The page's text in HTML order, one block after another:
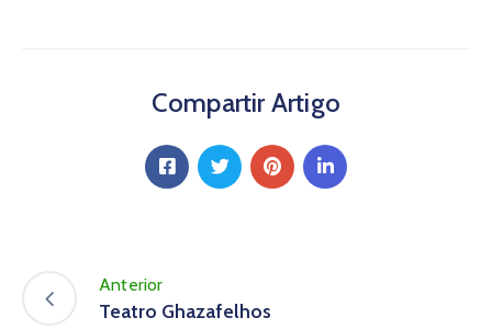
Compartir Artigo
Anterior
Teatro Ghazafelhos